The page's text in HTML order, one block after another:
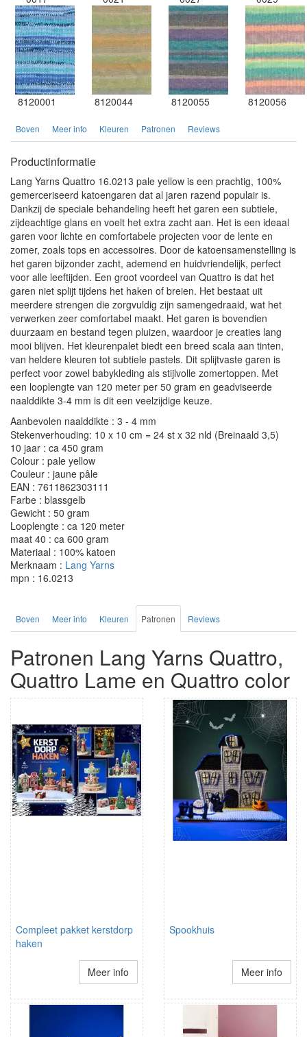
8120001 8120044 8120055 8120056
Boven Meer info Kleuren Patronen Reviews
Productinformatie
Lang Yarns Quattro 16.0213 pale yellow is een prachtig, 100%
gemerceriseerd katoengaren dat al jaren razend populair is.
Dankzij de speciale behandeling heeft het garen een subtiele,
zijdeachtige glans en voelt het extra zacht aan. Het is een ideaal
garen voor lichte en comfortabele projecten voor de lente en
zomer, zoals tops en accessoires. Door de katoensamenstelling is
het garen bijzonder zacht, ademend en huidvriendelijk, perfect
voor alle leeftijden. Een groot voordeel van Quattro is dat het
garen niet splijt tijdens het haken of breien. Het bestaat uit
meerdere strengen die zorgvuldig zijn samengedraaid, wat het
verwerken zeer comfortabel maakt. Het garen is bovendien
duurzaam en bestand tegen pluizen, waardoor je creaties lang
mooi blijven. Het kleurenpalet biedt een breed scala aan tinten,
van heldere kleuren tot subtiele pastels. Dit splijtvaste garen is
perfect voor zowel babykleding als stijlvolle zomertoppen. Met
een looplengte van 120 meter per 50 gram en geadviseerde
naalddikte 3-4 mm is dit een veelzijdige keuze.
Aanbevolen naalddikte : 3 - 4 mm
Stekenverhouding: 10 x 10 cm = 24 st x 32 nld (Breinaald 3,5)
10 jaar : ca 450 gram
Colour : pale yellow
Couleur : jaune pâle
EAN : 7611862303111
Farbe : blassgelb
Gewicht : 50 gram
Looplengte : ca 120 meter
maat 40 : ca 600 gram
Materiaal : 100% katoen
Merknaam : Lang Yarns
mpn : 16.0213
Boven Meer info Kleuren Patronen Reviews
Patronen Lang Yarns Quattro,
Quattro Lame en Quattro color
Compleet pakket kerstdorp
haken
Meer info
Spookhuis
Meer info